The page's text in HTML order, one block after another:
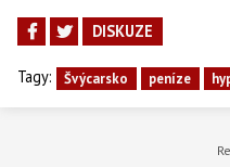
DISKUZE
Tagy: Švýcarsko peníze